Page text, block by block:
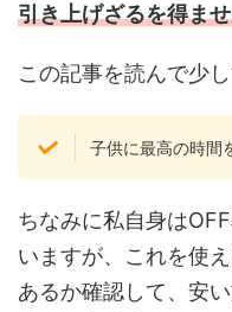
引き上げざるを得ま
この記事を読んで少
子供に最高の時間
ちなみに私自身は
いますが、これを使
あるか確認して、安